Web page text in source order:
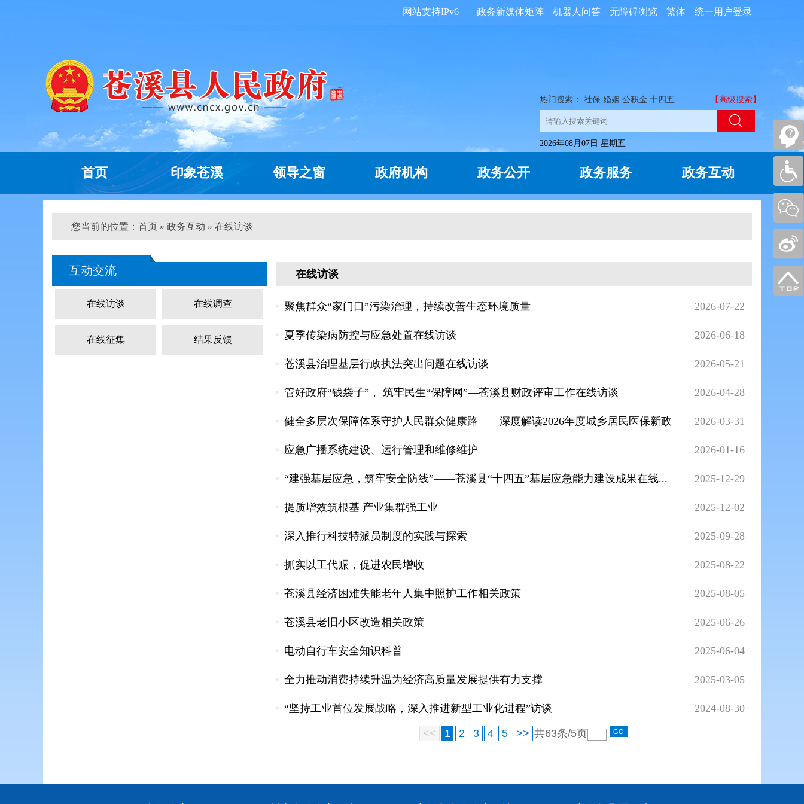
统一用户登录
繁体
无障碍浏览
机器人问答
政务新媒体矩阵
网站支持IPv6
热门搜索： 社保 婚姻 公积金 十四五 【高级搜索】
2026年08月07日 星期五
首页 印象苍溪 领导之窗 政府机构 政务公开 政务服务 政务互动
您当前的位置： 首页 » 政务互动 » 在线访谈
互动交流
在线访谈 在线调查
在线征集 结果反馈
在线访谈
聚焦群众“家门口”污染治理，持续改善生态环境质量 2026-07-22
夏季传染病防控与应急处置在线访谈 2026-06-18
苍溪县治理基层行政执法突出问题在线访谈 2026-05-21
管好政府“钱袋子”， 筑牢民生“保障网”—苍溪县财政评审工作在线访谈 2026-04-28
健全多层次保障体系守护人民群众健康路——深度解读2026年度城乡居民医保新政 2026-03-31
应急广播系统建设、运行管理和维修维护 2026-01-16
“建强基层应急，筑牢安全防线”——苍溪县“十四五”基层应急能力建设成果在线... 2025-12-29
提质增效筑根基 产业集群强工业 2025-12-02
深入推行科技特派员制度的实践与探索 2025-09-28
抓实以工代赈，促进农民增收 2025-08-22
苍溪县经济困难失能老年人集中照护工作相关政策 2025-08-05
苍溪县老旧小区改造相关政策 2025-06-26
电动自行车安全知识科普 2025-06-04
全力推动消费持续升温为经济高质量发展提供有力支撑 2025-03-05
“坚持工业首位发展战略，深入推进新型工业化进程”访谈 2024-08-30
<< 1 2 3 4 5 >> 共63条/5页